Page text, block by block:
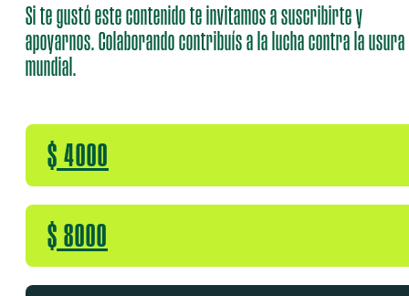
Si te gustó este contenido te invitamos a suscribirte y
apoyarnos. Colaborando contribuís a la lucha contra la usura
mundial.
$ 4000
$ 8000